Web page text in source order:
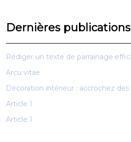
Dernières publications
Rédiger un texte de parrainage
Arcu vitae
Décoration intérieur : accrochez
Article 1
Article 1